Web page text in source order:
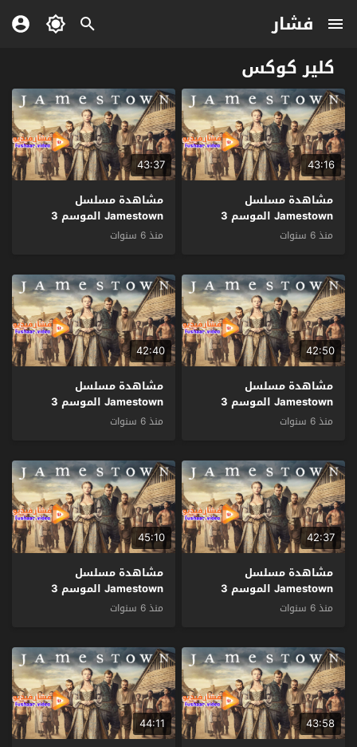
فشار
كلير كوكس
43:16
مشاهدة مسلسل
Jamestown الموسم 3
الحلقة 8 والاخيرة مترجم
منذ 6 سنوات
43:37
مشاهدة مسلسل
Jamestown الموسم 3
الحلقة 7 مترجم
منذ 6 سنوات
42:50
مشاهدة مسلسل
Jamestown الموسم 3
الحلقة 6 مترجم
منذ 6 سنوات
42:40
مشاهدة مسلسل
Jamestown الموسم 3
الحلقة 5 مترجم
منذ 6 سنوات
42:37
مشاهدة مسلسل
Jamestown الموسم 3
الحلقة 4 مترجم
منذ 6 سنوات
45:10
مشاهدة مسلسل
Jamestown الموسم 3
الحلقة 3 مترجم
منذ 6 سنوات
43:58
44:11